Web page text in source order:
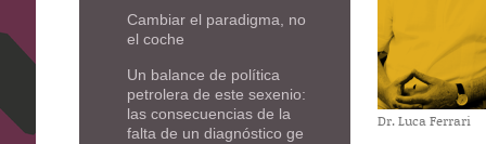
Dr. Luca Ferrari
Cambiar el paradigma, no
el coche
Un balance de política
petrolera de este sexenio:
las consecuencias de la
falta de un diagnóstico ge